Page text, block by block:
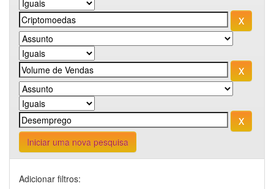
Iniciar uma nova pesquisa
Adicionar filtros: